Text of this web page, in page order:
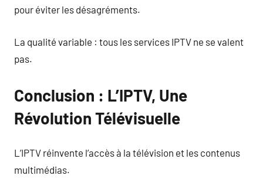
pour éviter les désagréments.
La qualité variable : tous les services IPTV ne se valent
pas.
Conclusion : L’IPTV, Une
Révolution Télévisuelle
L’IPTV réinvente l’accès à la télévision et les contenus
multimédias.